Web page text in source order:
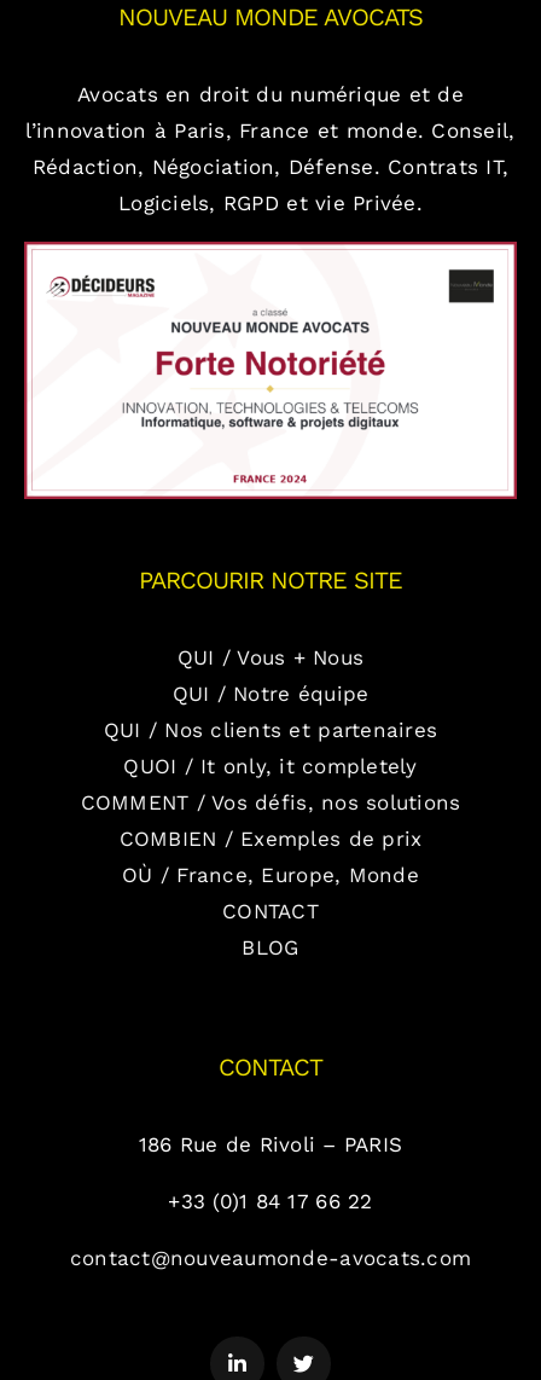
NOUVEAU MONDE AVOCATS
Avocats en droit du numérique et de
l’innovation à Paris, France et monde. Conseil,
Rédaction, Négociation, Défense. Contrats IT,
Logiciels, RGPD et vie Privée.
PARCOURIR NOTRE SITE
QUI / Vous + Nous
QUI / Notre équipe
QUI / Nos clients et partenaires
QUOI / It only, it completely
COMMENT / Vos défis, nos solutions
COMBIEN / Exemples de prix
OÙ / France, Europe, Monde
CONTACT
BLOG
CONTACT
186 Rue de Rivoli – PARIS
+33 (0)1 84 17 66 22
contact@nouveaumonde-avocats.com